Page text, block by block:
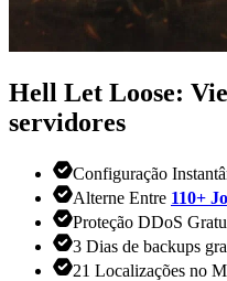
Hell Let Loose:
servidores
Configuração
Alterne Entre 110+
Proteção DDoS
3 Dias de backups
21 Localizações no